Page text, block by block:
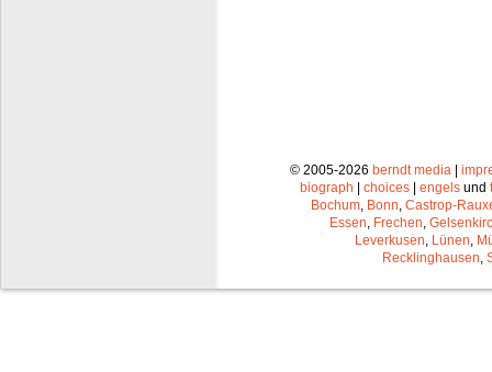
© 2005-2026 berndt media|
biograph
choices engels und
Bochum, Bonn, Castrop-
Essen, Frechen,
Leverkusen, Lünen,
Recklinghausen,